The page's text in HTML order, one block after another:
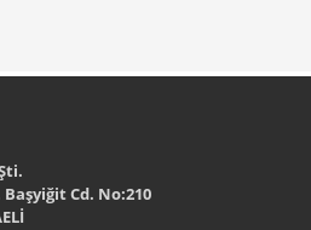
Cd. No:210